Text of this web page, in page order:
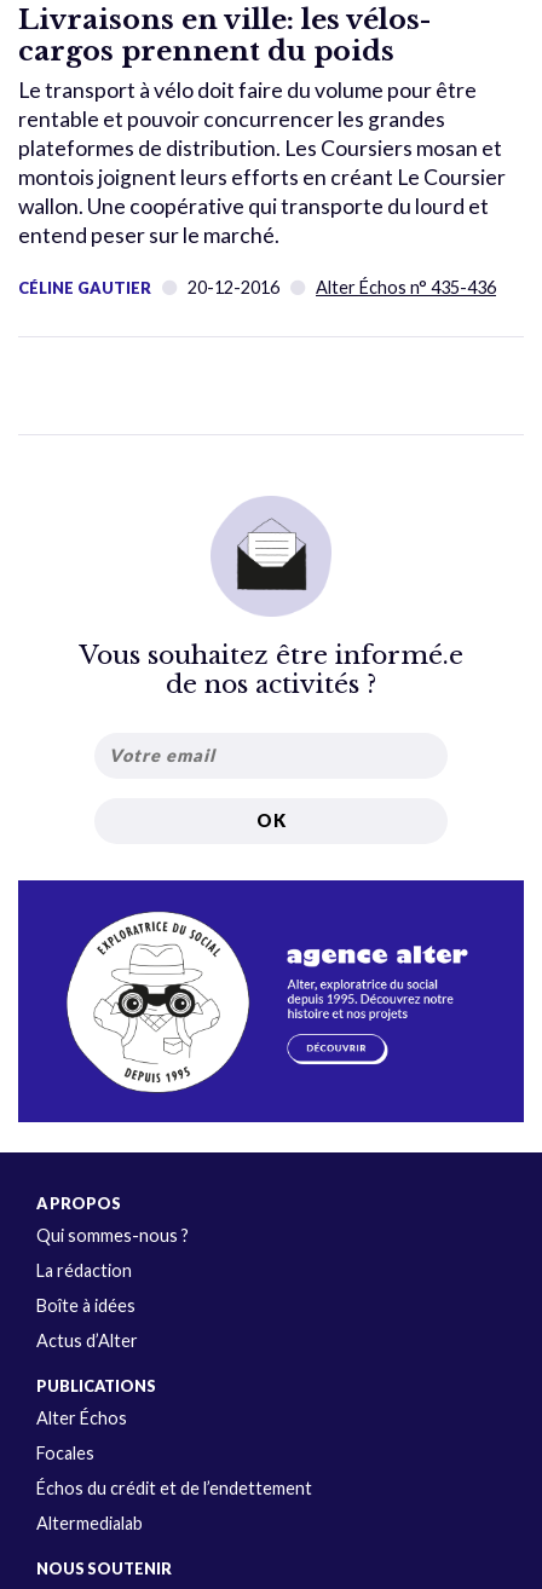
Livraisons en ville: les vélos-
cargos prennent du poids
Le transport à vélo doit faire du volume pour être
rentable et pouvoir concurrencer les grandes
plateformes de distribution. Les Coursiers mosan et
montois joignent leurs efforts en créant Le Coursier
wallon. Une coopérative qui transporte du lourd et
entend peser sur le marché.
CÉLINE GAUTIER 20-12-2016 Alter Échos n° 435-436
Vous souhaitez être informé.e
de nos activités ?
A PROPOS
Qui sommes-nous ?
La rédaction
Boîte à idées
Actus d’Alter
PUBLICATIONS
Alter Échos
Focales
Échos du crédit et de l’endettement
Altermedialab
NOUS SOUTENIR